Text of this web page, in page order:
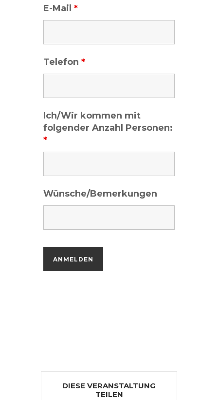
E-Mail *
Telefon *
Ich/Wir kommen mit
folgender Anzahl Personen:
*
Wünsche/Bemerkungen
DIESE VERANSTALTUNG
TEILEN